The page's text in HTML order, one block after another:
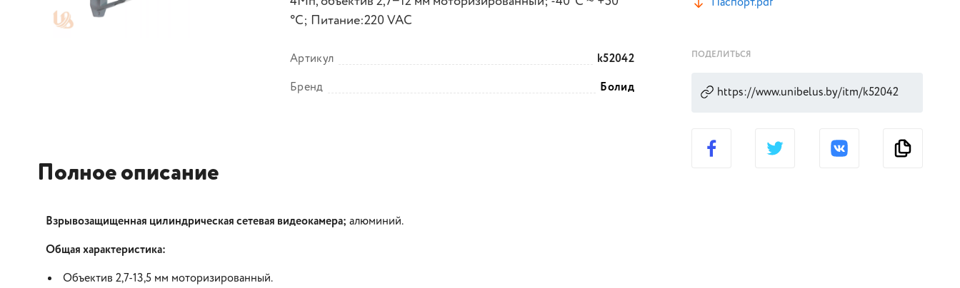
°C; Питание:220 VAC
Артикул
k52042
Бренд
Болид
Полное описание
Взрывозащищенная цилиндрическая сетевая видеокамера; алюминий.
Общая характеристика:
Объектив 2,7-13,5 мм моторизированный.
ПОДЕЛИТЬСЯ